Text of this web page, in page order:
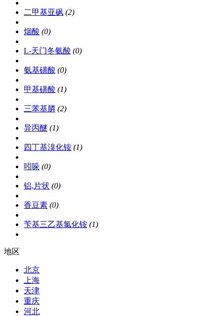
二甲基亚砜 (2)
烟酸 (0)
L-天门冬氨酸 (0)
氨基磺酸 (0)
甲基磺酸 (1)
三苯基膦 (2)
异丙醚 (1)
四丁基溴化铵 (1)
吲哚 (0)
铝,片状 (0)
香豆素 (0)
苄基三乙基氯化铵 (1)
地区
北京
上海
天津
重庆
河北